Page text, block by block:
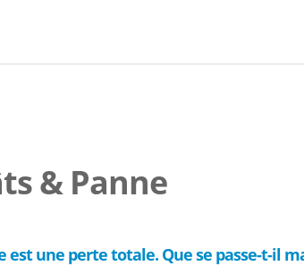
& Panne
est une perte totale. Que se passe-t-il